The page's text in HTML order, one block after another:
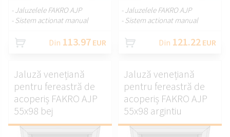
- Jaluzelele FAKRO AJP
- Sistem actionat manual
Din 113.97 EUR
- Jaluzelele FAKRO AJP
- Sistem actionat manual
Din 121.22 EUR
Jaluză venețiană
pentru fereastră de
acoperiș FAKRO AJP
55x98 bej
Jaluză venețiană
pentru fereastră de
acoperiș FAKRO AJP
55x98 argintiu